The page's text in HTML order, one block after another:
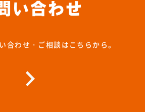
い合わせ
合わせ・ご相談はこちらから。